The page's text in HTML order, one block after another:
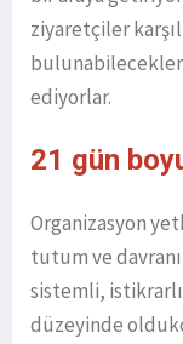
ziyaretçiler
ediyorlar.
21 gün
Organizasyon
tutum ve
sistemli,
düzeyinde